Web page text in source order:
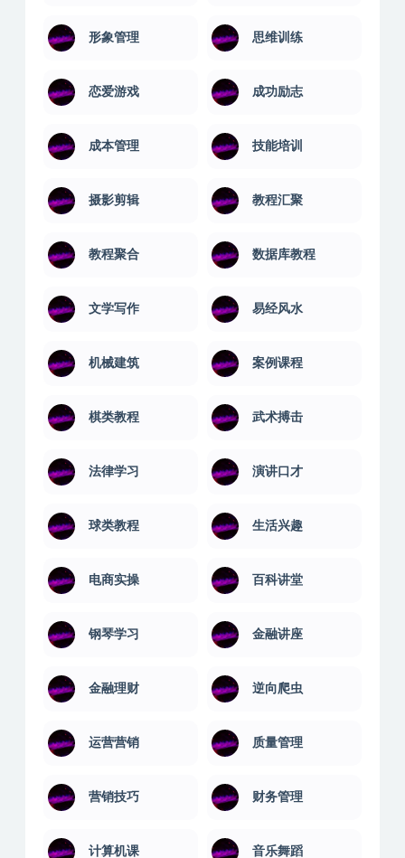
形象管理 思维训练
恋爱游戏 成功励志
成本管理 技能培训
摄影剪辑 教程汇聚
教程聚合 数据库教程
文学写作 易经风水
机械建筑 案例课程
棋类教程 武术搏击
法律学习 演讲口才
球类教程 生活兴趣
电商实操 百科讲堂
钢琴学习 金融讲座
金融理财 逆向爬虫
运营营销 质量管理
营销技巧 财务管理
计算机课 音乐舞蹈